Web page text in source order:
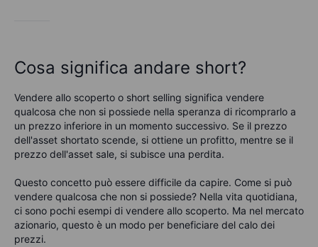
Cosa significa andare short?
Vendere allo scoperto o short selling significa vendere
qualcosa che non si possiede nella speranza di ricomprarlo a
un prezzo inferiore in un momento successivo. Se il prezzo
dell'asset shortato scende, si ottiene un profitto, mentre se il
prezzo dell'asset sale, si subisce una perdita.
Questo concetto può essere difficile da capire. Come si può
vendere qualcosa che non si possiede? Nella vita quotidiana,
ci sono pochi esempi di vendere allo scoperto. Ma nel mercato
azionario, questo è un modo per beneficiare del calo dei
prezzi.